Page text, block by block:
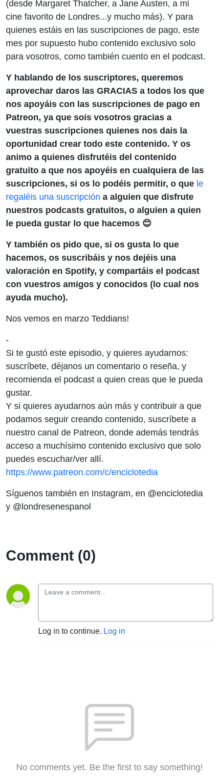
(desde Margaret Thatcher, a Jane Austen, a mi
cine favorito de Londres...y mucho más). Y para
quienes estáis en las suscripciones de pago, este
mes por supuesto hubo contenido exclusivo solo
para vosotros, como también cuento en el podcast.
Y hablando de los suscriptores, queremos
aprovechar daros las GRACIAS a todos los que
nos apoyáis con las suscripciones de pago en
Patreon, ya que sois vosotros gracias a
vuestras suscripciones quienes nos dais la
oportunidad crear todo este contenido. Y os
animo a quienes disfrutéis del contenido
gratuito a que nos apoyéis en cualquiera de las
suscripciones, si os lo podéis permitir, o que le
regaléis una suscripción a alguien que disfrute
nuestros podcasts gratuitos, o alguien a quien
le pueda gustar lo que hacemos 😊
Y también os pido que, si os gusta lo que
hacemos, os suscribáis y nos dejéis una
valoración en Spotify, y compartáis el podcast
con vuestros amigos y conocidos (lo cual nos
ayuda mucho).
Nos vemos en marzo Teddians!
-
Si te gustó este episodio, y quieres ayudarnos:
suscríbete, déjanos un comentario o reseña, y
recomienda el podcast a quien creas que le pueda
gustar.
Y si quieres ayudarnos aún más y contribuir a que
podamos seguir creando contenido, suscríbete a
nuestro canal de Patreon, donde además tendrás
acceso a muchísimo contenido exclusivo que solo
puedes escuchar/ver allí.
https://www.patreon.com/c/enciclotedia
Síguenos también en Instagram, en @enciclotedia
y @londresenespanol
Comment (0)
Log in to continue. Log in
No comments yet. Be the first to say something!